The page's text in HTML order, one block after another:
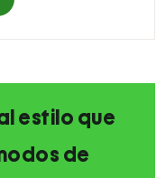
estilo que
de